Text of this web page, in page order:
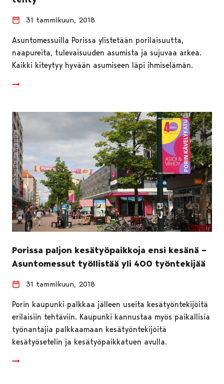
31 tammikuun, 2018
Asuntomessuilla Porissa ylistetään porilaisuutta,
naapureita, tulevaisuuden asumista ja sujuvaa arkea.
Kaikki kiteytyy hyvään asumiseen läpi ihmiselämän.
Porissa paljon kesätyöpaikkoja ensi kesänä –
Asuntomessut työllistää yli 400 työntekijää
31 tammikuun, 2018
Porin kaupunki palkkaa jälleen useita kesätyöntekijöitä
erilaisiin tehtäviin. Kaupunki kannustaa myös paikallisia
työnantajia palkkaamaan kesätyöntekijöitä
kesätyösetelin ja kesätyöpaikkatuen avulla.